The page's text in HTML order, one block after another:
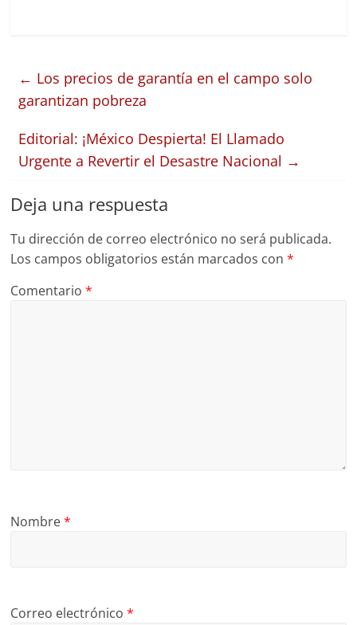
← Los precios de garantía en el campo solo
garantizan pobreza
Editorial: ¡México Despierta! El Llamado
Urgente a Revertir el Desastre Nacional →
Deja una respuesta
Tu dirección de correo electrónico no será publicada.
Los campos obligatorios están marcados con*
Comentario*
Nombre*
Correo electrónico*